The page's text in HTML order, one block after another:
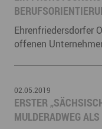
Ehrenfriedersdorfer
offenen
02.05.2019
​ERSTER
MULDERADWEG